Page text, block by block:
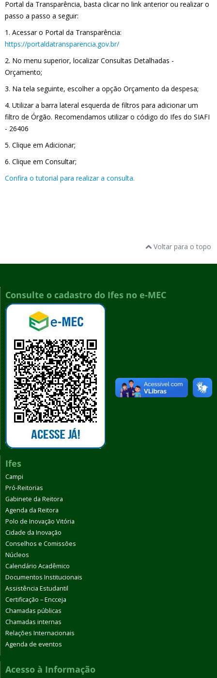
Portal da Transparência, basta clicar no link anterior ou realizar o
passo a passo a seguir:
1. Acessar o Portal da Transparência:
https://portaldatransparencia.gov.br/
2. No menu superior, localizar Consultas Detalhadas -
Orçamento;
3. Na tela seguinte, escolher a opção Orçamento da despesa;
4. Utilizar a barra lateral esquerda de filtros para adicionar um
filtro de Órgão. Recomendamos utilizar o código do Ifes do SIAFI
- 26406
5. Clique em Adicionar;
6. Clique em Consultar;
Confira o tutorial para realizar a consulta.
Voltar para o topo
Consulte o cadastro do Ifes no e-MEC
Ifes
Campi
Pró-Reitorias
Gabinete da Reitora
Agenda da Reitora
Polo de Inovação Vitória
Cidade da Inovação
Conselhos e Comissões
Núcleos
Calendário Acadêmico
Documentos Institucionais
Assistência Estudantil
Certificação – Encceja
Chamadas públicas
Chamadas internas
Relações Internacionais
Agenda de eventos
Acesso à Informação